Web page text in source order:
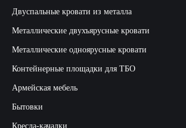
Двуспальные кровати из металла
Металлические двухъярусные кровати
Металлические одноярусные кровати
Контейнерные площадки для ТБО
Армейская мебель
Бытовки
Кресла-качалки